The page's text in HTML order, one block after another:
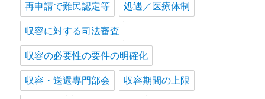
再申請で難民認定等 処遇／医療体制
収容に対する司法審査
収容の必要性の要件の明確化
収容・送還専門部会 収容期間の上限